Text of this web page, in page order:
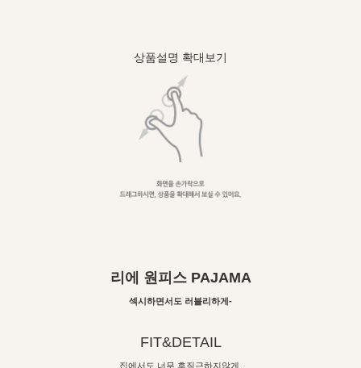
상품설명 확대보기
리에 원피스 PAJAMA
섹시하면서도 러블리하게-
FIT&DETAIL
집에서도 너무 후질근하지않게,